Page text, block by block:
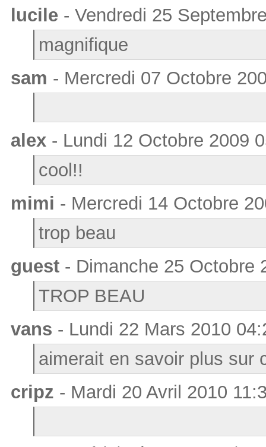
lucile - Vendredi 25
magnifique
sam - Mercredi 07 Octobre
alex- Lundi 12 Octobre 2009
cool!!
mimi - Mercredi 14 Octobre
trop beau
guest- Dimanche 25 Octobre
TROP BEAU
vans - Lundi 22 Mars 2010
aimerait en savoir plus sur
cripz - Mardi 20 Avril 2010